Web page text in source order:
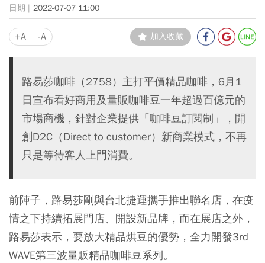
2022-07-07 11:00
+A -A 加入收藏
路易莎咖啡（2758）主打平價精品咖啡，6月1
日宣布看好商用及量販咖啡豆一年超過百億元的
市場商機，針對企業提供「咖啡豆訂閱制」，開
創D2C（Direct to customer）新商業模式，不再
只是等待客人上門消費。
前陣子，路易莎剛與台北捷運攜手推出聯名店，在疫
情之下持續拓展門店、開設新品牌，而在展店之外，
路易莎表示，要放大精品烘豆的優勢，全力開發3rd
WAVE第三波量販精品咖啡豆系列。